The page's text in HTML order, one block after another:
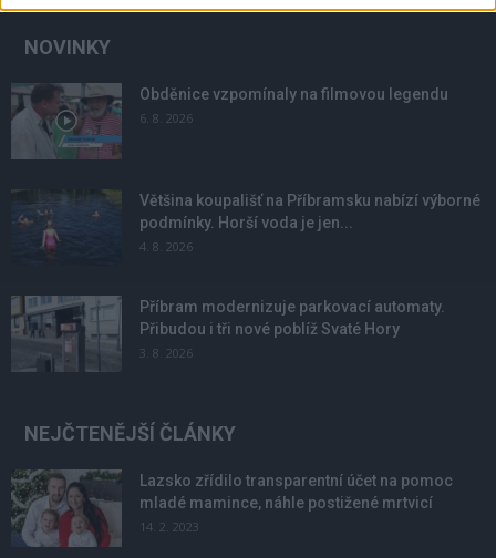
NOVINKY
Obděnice vzpomínaly na filmovou legendu
6. 8. 2026
Většina koupališť na Příbramsku nabízí výborné
podmínky. Horší voda je jen...
4. 8. 2026
Příbram modernizuje parkovací automaty.
Přibudou i tři nové poblíž Svaté Hory
3. 8. 2026
NEJČTENĚJŠÍ ČLÁNKY
Lazsko zřídilo transparentní účet na pomoc
mladé mamince, náhle postižené mrtvicí
14. 2. 2023